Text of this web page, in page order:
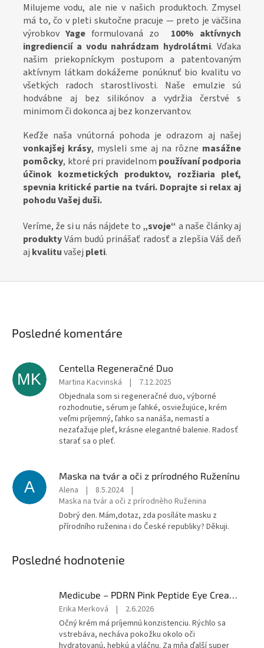
Milujeme vodu, ale nie v našich produktoch. Zmysel
má to, čo v pleti skutočne pracuje — preto je väčšina
výrobkov Yage formulovaná zo 100% aktívnych
ingrediencií a vodu nahrádzam hydrolátmi. Vďaka
našim priekopníckym postupom a patentovaným
aktívnym látkam dokážeme ponúknuť bio kvalitu vo
všetkých radoch starostlivosti. Naše emulzie sú
hodvábne aj bez silikónov a vydržia čerstvé s
minimom či dokonca aj bez konzervantov.
Keďže naša vnútorná pohoda je odrazom aj našej
vonkajšej krásy, mysleli sme aj na rôzne masážne
pomôcky, ktoré pri pravidelnom používaní podporia
účinok kozmetických produktov, rozžiaria pleť,
spevnia kritické partie na tvári. Doprajte si relax aj
pohodu Vašej duši.
Veríme, že si u nás nájdete to „svoje“ a naše články aj
produktyVám budú prinášať radosť a zlepšia Váš deň
aj kvalituvašej pleti.
Posledné komentáre
MK
Centella Regeneračné Duo
Martina Kacvinská |
7.12.2025
Objednala som si regeneračné duo, výborné
rozhodnutie, sérum je ľahké, osviežujúce, krém
veľmi príjemný, ľahko sa nanáša, nemastí a
nezaťažuje pleť, krásne elegantné balenie. Radosť
starať sa o pleť.
A
Maska na tvár a oči z prírodného Ruženínu
Alena | 8.5.2024
|
Maska na tvár a oči z prírodnèho Ruženina
Dobrý den. Mám,dotaz, zda posíláte masku z
přírodního ruženina i do České republiky? Děkuji.
Posledné hodnotenie
Medicube – PDRN Pink Peptide Eye Cream 30 ml
Hodnotenie
produktu
je
5
Erika Merková |
2.6.2026
Očný krém má príjemnú konzistenciu. Rýchlo sa
vstrebáva, necháva pokožku okolo oči